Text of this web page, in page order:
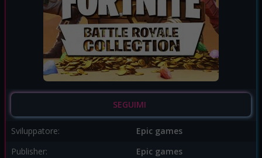
SEGUIMI
Sviluppatore:
Epic games
Publisher:
Epic games